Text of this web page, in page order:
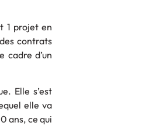
1 projet en
contrats
cadre d’un
Elle s’est
elle va
ans, ce qui